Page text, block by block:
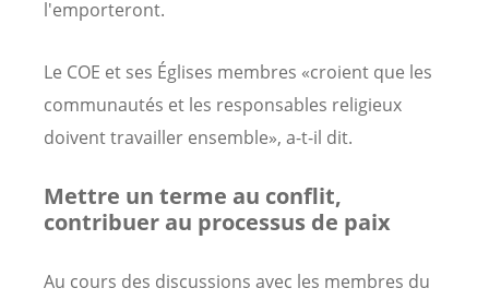
l'emporteront.
Le COE et ses Églises membres «croient que les
communautés et les responsables religieux
doivent travailler ensemble», a-t-il dit.
Mettre un terme au conflit,
contribuer au processus de paix
Au cours des discussions avec les membres du